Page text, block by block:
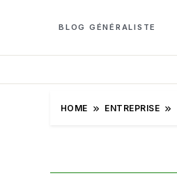
BLOG GÉNÉRALISTE
HOME ENTREPRISE